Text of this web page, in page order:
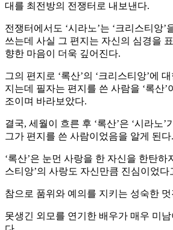
대를 최전방의 전쟁터로 내보낸다.
전쟁터에서도 ‘시라노’는 ‘크리스티앙’
쓰는데 사실 그 편지는 자신의 심경을
향한 마음이 더욱 깊어진다.
그의 편지로 ‘록산’의 ‘크리스티앙’에
지는데 필자는 편지를 쓴 사람을 ‘록산’
조이며 바라보았다.
결국, 세월이 흐른 후 ‘록산’은 ‘시라노’
그가 편지를 쓴 사람이었음을 알게 된다.
‘록산’은 눈먼 사랑을 한 자신을 한탄하
스티앙’의 사랑도 자신만큼 진심이었다
참으로 품위와 예의를 지키는 성숙한
못생긴 외모를 연기한 배우가 매우 미